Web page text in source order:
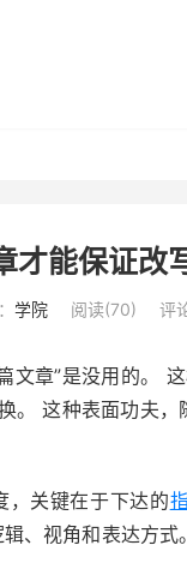
能保证改
学院 阅读(70) 评
章”是没用的。
。 这种表面功夫
，关键在于下达的
、视角和表达方式